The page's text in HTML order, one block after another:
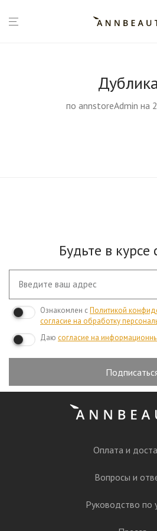
по annstoreAdmin на
Будьте в курсе
Ознакомлен сПолитикой
согласие на обработку
Даю согласие на
Оплата и
Вопросы и
Руководство по